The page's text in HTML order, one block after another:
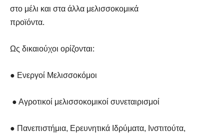
στο μέλι και στα άλλα μελισσοκομικά
προϊόντα.
Ως δικαιούχοι ορίζονται:
● Ενεργοί Μελισσοκόμοι
● Αγροτικοί μελισσοκομικοί συνεταιρισμοί
● Πανεπιστήμια, Ερευνητικά Ιδρύματα, Ινστιτούτα,